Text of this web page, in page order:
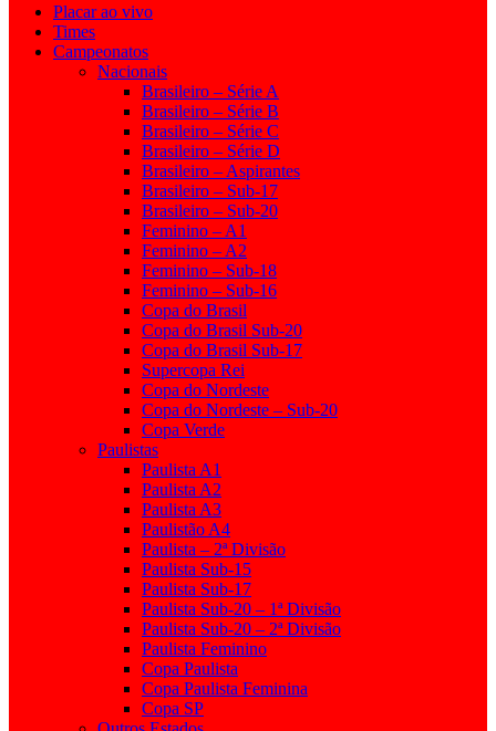
Placar ao vivo
Times
Campeonatos
Nacionais
Brasileiro – Série A
Brasileiro – Série B
Brasileiro – Série C
Brasileiro – Série D
Brasileiro – Aspirantes
Brasileiro – Sub-17
Brasileiro – Sub-20
Feminino – A1
Feminino – A2
Feminino – Sub-18
Feminino – Sub-16
Copa do Brasil
Copa do Brasil Sub-20
Copa do Brasil Sub-17
Supercopa Rei
Copa do Nordeste
Copa do Nordeste – Sub-20
Copa Verde
Paulistas
Paulista A1
Paulista A2
Paulista A3
Paulistão A4
Paulista – 2ª Divisão
Paulista Sub-15
Paulista Sub-17
Paulista Sub-20 – 1ª Divisão
Paulista Sub-20 – 2ª Divisão
Paulista Feminino
Copa Paulista
Copa Paulista Feminina
Copa SP